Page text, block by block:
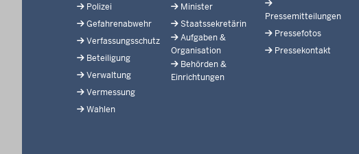
Polizei
Gefahrenabwehr
Verfassungsschutz
Beteiligung
Verwaltung
Vermessung
Wahlen
Minister
Staatssekretärin
Aufgaben &
Organisation
Behörden &
Einrichtungen
Pressemitteilungen
Pressefotos
Pressekontakt